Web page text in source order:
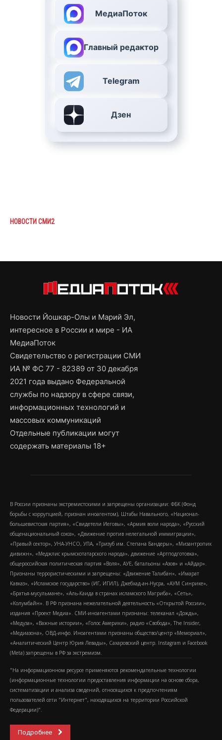
МедиаПоток
Главный редактор
Telegram
Дзен
НОВОСТИ СМИ2
Новости Йошкар-Олы и Марий Эл,
интересное в России и мире - ИА
МедиаПоток
Свидетельство о регистрации СМИ
ИА № ФС 77 - 82389 от 30 декабря
2021 года выдано Федеральной
службы по надзору в сфере связи,
информационных технологий и
массовых коммуникаций
Отдельные публикации могут
содержать материалы 18+
В России признаны экстремистскими и запрещены организации: ФБК (Фонд
борьбы с коррупцией, признан иноагентом), Штабы Навального, «Национал-
большевистская партия», «Свидетели Иеговы», «Армия воли народа», «Русский
общенациональный союз», «Движение против нелегальной иммиграции»,
«Правый сектор», УНА-УНСО, УПА, «Тризуб им. Степана Бандеры», «Мизантропик
дивижн», «Меджлис крымскотатарского народа», движение «Артподготовка»,
общероссийская политическая партия «Воля», АУЕ, батальоны «Азов» и «Айдар».
Признаны террористическими и запрещены: «Движение Талибан», «Имарат
Кавказ», «Исламское государство» (ИГ, ИГИЛ), Джебхад-ан-Нусра, «АУМ Синрике»,
«Братья-мусульмане», «Аль-Каида в странах исламского Магриба», «Сеть»,
«Колумбайн». В РФ признана нежелательной деятельность «Открытой России»,
издания «Проект Медиа». СМИ-иноагентами признаны: телеканал «Дождь»,
«Медуза», «Важные истории», «Голос Америки», радио «Свобода», The Insider,
«Медиазона», ОВД-инфо. Иноагентами признаны общество/центр «Мемориал»,
«Аналитический Центр Юрия Левады», Сахаровский центр. Instagram и Facebook
(Metа) запрещены в РФ за экстремизм.
"На информационном ресурсе применяются рекомендательные технологии
(информационные технологии предоставления информации на основе сбора,
систематизации и анализа сведений, относящихся к предпочтениям
пользователей сети "Интернет", находящихся на территории Российской
Федерации)".
Подробнее